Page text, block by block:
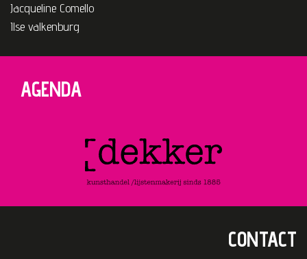
Jacqueline Comello
Ilse valkenburg
AGENDA
CONTACT